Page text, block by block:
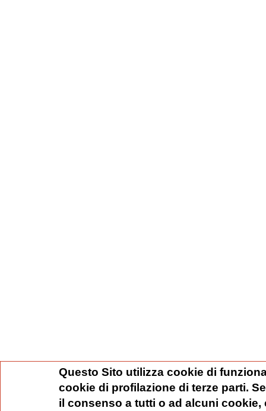
Questo Sito utilizza cookie di
cookie di profilazione di terze parti.
il consenso a tutti o ad alcuni